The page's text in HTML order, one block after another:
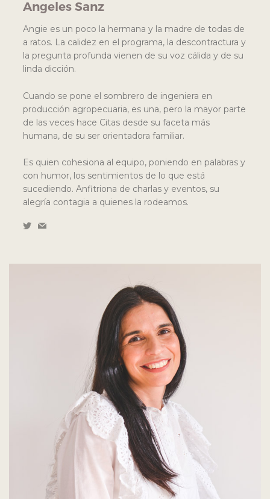
Angeles Sanz
Angie es un poco la hermana y la madre de todas de
a ratos. La calidez en el programa, la descontractura y
la pregunta profunda vienen de su voz cálida y de su
linda dicción.
Cuando se pone el sombrero de ingeniera en
producción agropecuaria, es una, pero la mayor parte
de las veces hace Citas desde su faceta más
humana, de su ser orientadora familiar.
Es quien cohesiona al equipo, poniendo en palabras y
con humor, los sentimientos de lo que está
sucediendo. Anfitriona de charlas y eventos, su
alegría contagia a quienes la rodeamos.